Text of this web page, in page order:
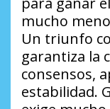
mucho
Un triunfo
garantiza la
consensos,
estabilidad.